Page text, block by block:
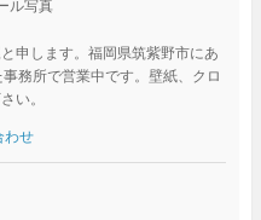
申します。福岡県筑紫野市にあ
務所で営業中です。壁紙、クロ
い。
わせ